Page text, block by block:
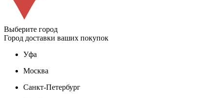
Выберите город
Город доставки ваших покупок
Уфа
Москва
Санкт-Петербург